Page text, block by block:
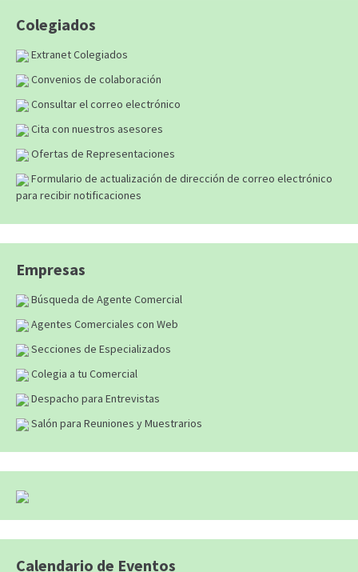
Colegiados
Extranet Colegiados
Convenios de colaboración
Consultar el correo electrónico
Cita con nuestros asesores
Ofertas de Representaciones
Formulario de actualización de dirección de correo electrónico
para recibir notificaciones
Empresas
Búsqueda de Agente Comercial
Agentes Comerciales con Web
Secciones de Especializados
Colegia a tu Comercial
Despacho para Entrevistas
Salón para Reuniones y Muestrarios
Calendario de Eventos